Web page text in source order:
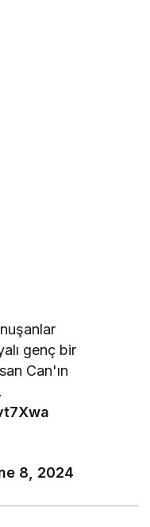
genç bir
Can'ın
8, 2024